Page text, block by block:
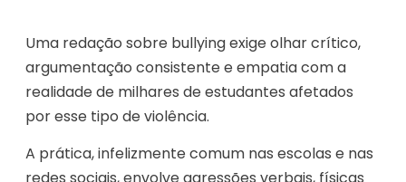
Uma redação sobre bullying exige olhar crítico,
argumentação consistente e empatia com a
realidade de milhares de estudantes afetados
por esse tipo de violência.
A prática, infelizmente comum nas escolas e nas